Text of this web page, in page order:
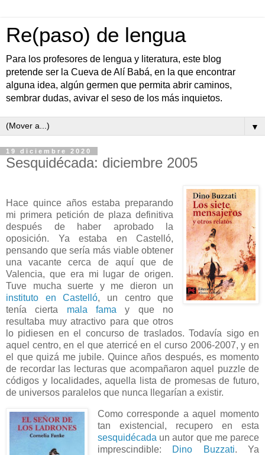
Re(paso) de lengua
Para los profesores de lengua y literatura, este blog
pretende ser la Cueva de Alí Babá, en la que encontrar
alguna idea, algún germen que permita abrir caminos,
sembrar dudas, avivar el seso de los más inquietos.
▼
19 diciembre 2020
Sesquidécada: diciembre 2005
Hace quince años estaba preparando
mi primera petición de plaza definitiva
después de haber aprobado la
oposición. Ya estaba en Castelló,
pensando que sería más viable obtener
una vacante cerca de aquí que de
Valencia, que era mi lugar de origen.
Tuve mucha suerte y me dieron un
instituto en Castelló, un centro que
tenía cierta mala fama y que no
resultaba muy atractivo para que otros
lo pidiesen en el concurso de traslados. Todavía sigo en
aquel centro, en el que aterricé en el curso 2006-2007, y en
el que quizá me jubile. Quince años después, es momento
de recordar las lecturas que acompañaron aquel puzzle de
códigos y localidades, aquella lista de promesas de futuro,
de universos paralelos que nunca llegarían a existir.
Como corresponde a aquel momento
tan existencial, recupero en esta
sesquidécada un autor que me parece
imprescindible:
Dino Buzzati. Ya